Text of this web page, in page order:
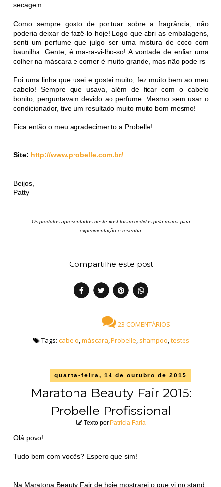
secagem.
Como sempre gosto de pontuar sobre a fragrância, não
poderia deixar de fazê-lo hoje! Logo que abri as embalagens,
senti um perfume que julgo ser uma mistura de coco com
baunilha. Gente, é ma-ra-vi-lho-so! A vontade de enfiar uma
colher na máscara e comer é muito grande, mas não pode rs
Foi uma linha que usei e gostei muito, fez muito bem ao meu
cabelo! Sempre que usava, além de ficar com o cabelo
bonito, perguntavam devido ao perfume. Mesmo sem usar o
condicionador, tive um resultado muito muito bom mesmo!
Fica então o meu agradecimento a Probelle!
Site: http://www.probelle.com.br/
Beijos,
Patty
Os produtos apresentados neste post foram cedidos pela marca para
experimentação e resenha.
Compartilhe este post
23 COMENTÁRIOS
Tags: cabelo,máscara,Probelle, shampoo,testes
quarta-feira, 14 de outubro de 2015
Maratona Beauty Fair 2015:
Probelle Profissional
Texto por Patricia Faria
Olá povo!
Tudo bem com vocês? Espero que sim!
Na Maratona Beauty Fair de hoje mostrarei o que vi no stand